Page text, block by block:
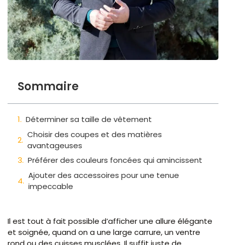
Sommaire
Déterminer sa taille de vêtement
Choisir des coupes et des matières
avantageuses
Préférer des couleurs foncées qui amincissent
Ajouter des accessoires pour une tenue
impeccable
Il est tout à fait possible d’afficher une allure élégante
et soignée, quand on a une large carrure, un ventre